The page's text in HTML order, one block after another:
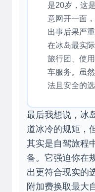
是20岁，这
意网开一面
出事后果严
在冰岛最实
旅行团、使
车服务。虽
法且安全的选
最后我想说，冰
道冰冷的规矩，
其实是自驾旅程
备。它强迫你在
出更符合现实
附加费换取最大